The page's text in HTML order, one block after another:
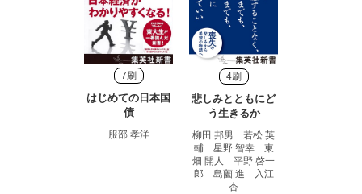
7刷
はじめての日本国
債
服部 孝洋
4刷
悲しみとともにど
う生きるか
柳田 邦男 若松 英
輔 星野 智幸 東
畑 開人 平野 啓一
郎 島薗 進 入江
杏